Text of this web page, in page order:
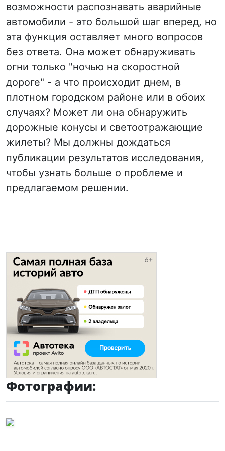
возможности распознавать аварийные
автомобили - это большой шаг вперед, но
эта функция оставляет много вопросов
без ответа. Она может обнаруживать
огни только "ночью на скоростной
дороге" - а что происходит днем, в
плотном городском районе или в обоих
случаях? Может ли она обнаружить
дорожные конусы и светоотражающие
жилеты? Мы должны дождаться
публикации результатов исследования,
чтобы узнать больше о проблеме и
предлагаемом решении.
Фотографии: